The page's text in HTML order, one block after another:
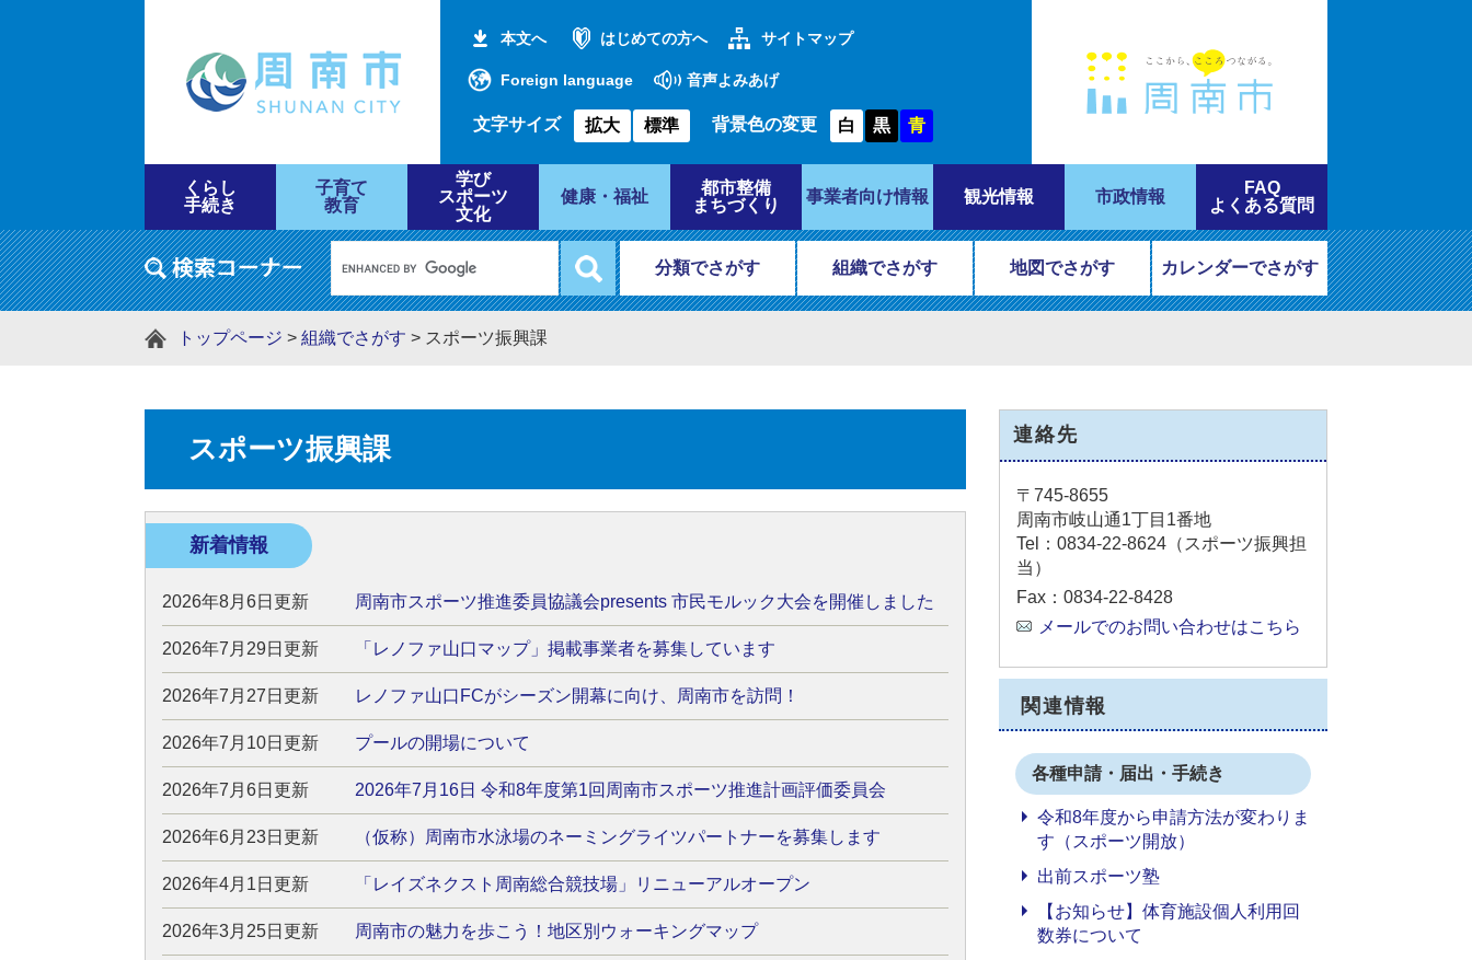
本文へ はじめての方へ サイトマップ
Foreign language 音声よみあげ
文字サイズ 拡大 標準 背景色の変更 白 黒 青
くらし
手続き
子育て
教育
学び
スポーツ
文化
健康・福祉
都市整備
まちづくり
事業者向け情報 観光情報 市政情報
FAQ
よくある質問
分類でさがす 組織でさがす 地図でさがす カレンダーでさがす
トップページ > 組織でさがす > スポーツ振興課
スポーツ振興課
新着情報
2026年8月6日更新 周南市スポーツ推進委員協議会presents 市民モルック大会を開催しました
2026年7月29日更新 「レノファ山口マップ」掲載事業者を募集しています
2026年7月27日更新 レノファ山口FCがシーズン開幕に向け、周南市を訪問！
2026年7月10日更新 プールの開場について
2026年7月6日更新 2026年7月16日 令和8年度第1回周南市スポーツ推進計画評価委員会
2026年6月23日更新 （仮称）周南市水泳場のネーミングライツパートナーを募集します
2026年4月1日更新 「レイズネクスト周南総合競技場」リニューアルオープン
2026年3月25日更新 周南市の魅力を歩こう！地区別ウォーキングマップ
連絡先
〒745-8655
周南市岐山通1丁目1番地
Tel：0834-22-8624 （スポーツ振興担
当）
Fax：0834-22-8428
メールでのお問い合わせはこちら
関連情報
各種申請・届出・手続き
令和8年度から申請方法が変わりま
す（スポーツ開放）
出前スポーツ塾
【お知らせ】体育施設個人利用回
数券について